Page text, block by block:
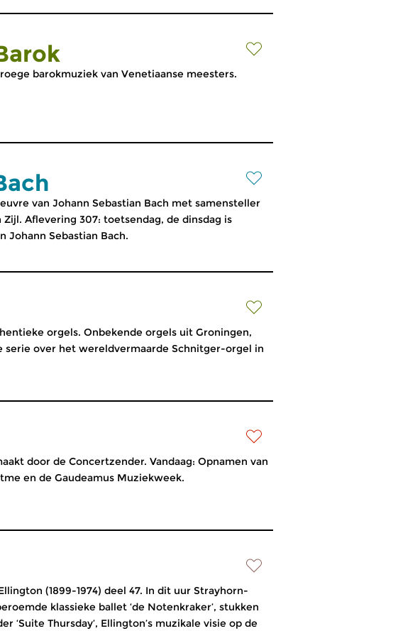
barokmuziek van Venetiaanse meesters.
van Johann Sebastian Bach met samensteller
Aflevering 307: toetsendag, de dinsdag is
Johann Sebastian Bach.
orgels. Onbekende orgels uit Groningen,
serie over het wereldvermaarde Schnitger-orgel in
door de Concertzender. Vandaag: Opnamen van
en de Gaudeamus Muziekweek.
(1899-1974) deel 47. In dit uur Strayhorn-
klassieke ballet ‘de Notenkraker’, stukken
‘Suite Thursday’, Ellington’s muzikale visie op de